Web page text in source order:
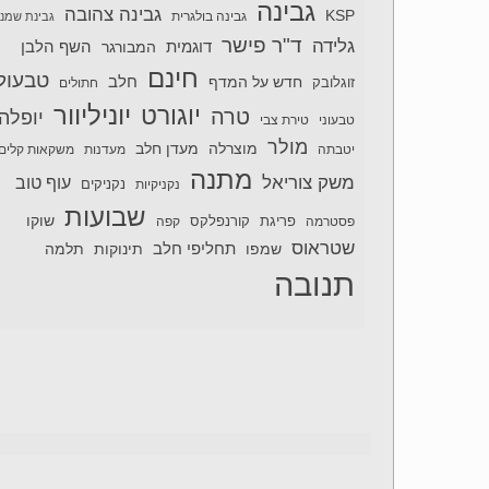
KSP גבינה גבינה בולגרית גבינה צהובה גבינת
גלידה ד"ר פישר דוגמית המבורגר השף הלבן
זוגלובק חדש על המדף חינם חלב חתולים
טבעוני טירת צבי טרה יוגורט יוניליוור
יטבתה מולר מוצרלה מעדן חלב מעדנות משקאות
משק צוריאל מתנה נקניקיות נקניקים עוף טוב
פסטרמה פריגת קורנפלקס קפה שבועות שוקו
שטראוס שמפו תחליפי חלב תינוקות תלמה
תנובה